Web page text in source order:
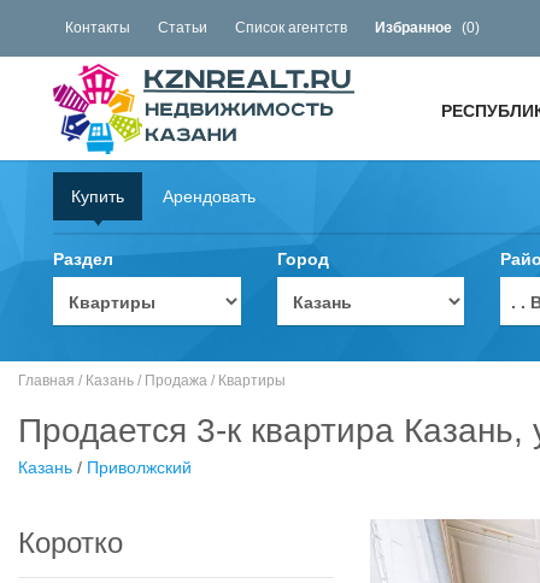
Контакты Статьи Список агентств Избранное (0)
Купить Арендовать
Раздел Город
. .
Главная / Казань / Продажа / Квартиры
Продается 3-к квартира
Казань / Приволжский
Коротко